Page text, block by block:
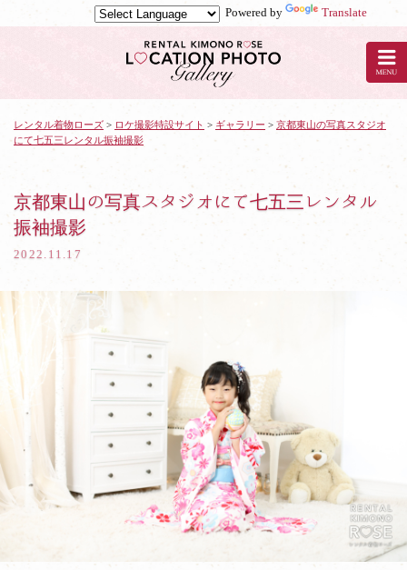
Powered by
Translate
ル
ー
ケ
撮
影：
ス
タ
ジ
て
レンタル着物ローズ > ロケ撮影特設サイト > ギャラリー > 京都東山の写真スタジオ
にて七五三レンタル振袖撮影
京都東山の写真スタジオにて七五三レンタル
振袖撮影
2022.11.17